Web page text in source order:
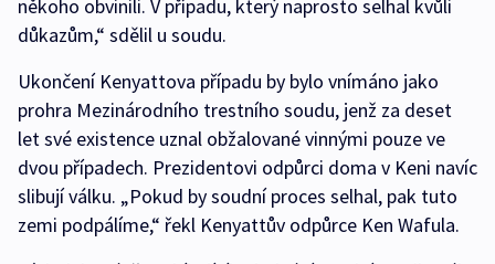
někoho obvinili. V případu, který naprosto selhal kvůli
důkazům,“ sdělil u soudu.
Ukončení Kenyattova případu by bylo vnímáno jako
prohra Mezinárodního trestního soudu, jenž za deset
let své existence uznal obžalované vinnými pouze ve
dvou případech. Prezidentovi odpůrci doma v Keni navíc
slibují válku. „Pokud by soudní proces selhal, pak tuto
zemi podpálíme,“ řekl Kenyattův odpůrce Ken Wafula.